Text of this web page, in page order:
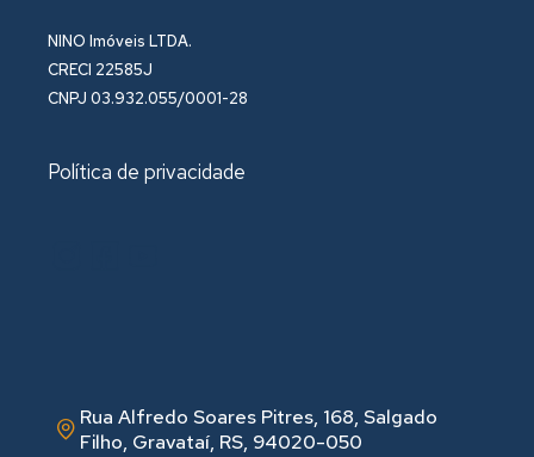
NINO Imóveis LTDA.
CRECI 22585J
CNPJ 03.932.055/0001-28
Política de privacidade
Rua Alfredo Soares Pitres, 168, Salgado
Filho, Gravataí, RS, 94020-050